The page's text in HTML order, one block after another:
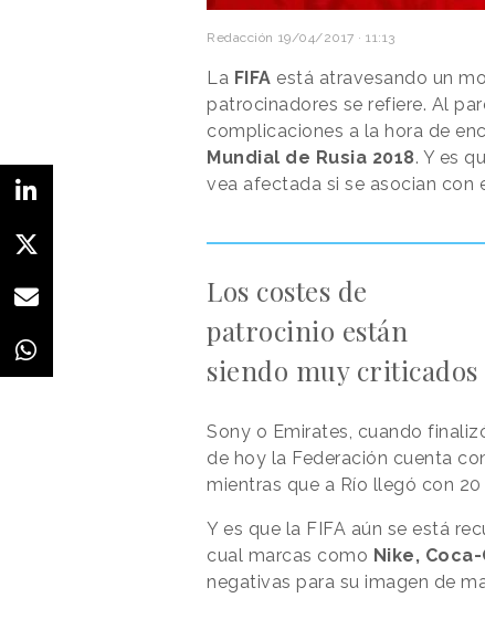
Redacción 19/04/2017 · 11:13
La FIFA está atravesando un
patrocinadores se refiere. Al
complicaciones a la hora de
Mundial de Rusia 2018. Y es
vea afectada si se asocian con
Los costes de
patrocinio están
siendo muy criticados
Sony o Emirates, cuando
de hoy la Federación cuenta
mientras que a Río llegó con 20
Y es que la FIFA aún se está
cual marcas como Nike,
negativas para su imagen de